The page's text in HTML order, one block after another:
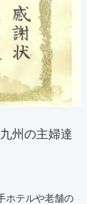
州の主婦達
ホテルや老舗の